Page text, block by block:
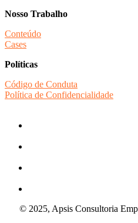
Nosso Trabalho
Conteúdo
Cases
Políticas
Código de Conduta
Política de Confidencialidade
© 2025, Apsis Consultoria